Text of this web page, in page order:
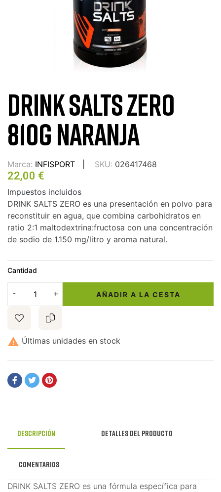
DRINK SALTS ZERO
810G NARANJA
Marca: INFISPORT SKU: 026417468
22,00 €
Impuestos incluidos
DRINK SALTS ZERO es una presentación en polvo para
reconstituir en agua, que combina carbohidratos en
ratio 2:1 maltodextrina:fructosa con una concentración
de sodio de 1.150 mg/litro y aroma natural.
Cantidad
AÑADIR A LA CESTA
 Últimas unidades en stock
Descripción Detalles del producto
Comentarios
DRINK SALTS ZERO es una fórmula específica para